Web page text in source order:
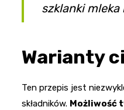
szklanki
Warianty
Ten przepis jest
składników. Możliwość